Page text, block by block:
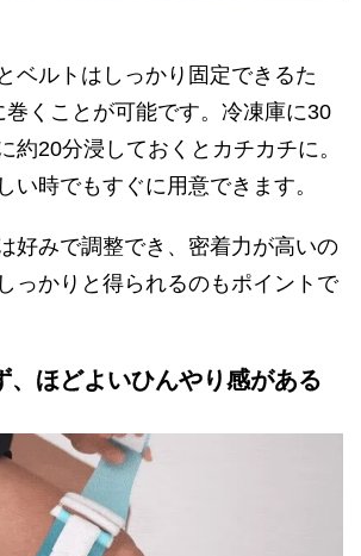
ベルトはしっかり固定できるた
くことが可能です。冷凍庫に30
約20分浸しておくとカチカチに。
い時でもすぐに用意できます。
好みで調整でき、密着力が高いの
っかりと得られるのもポイントで
、ほどよいひんやり感がある